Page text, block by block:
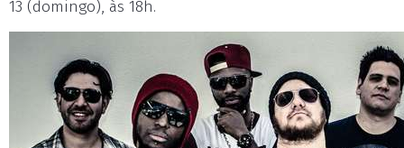
13 (domingo), às 18h.